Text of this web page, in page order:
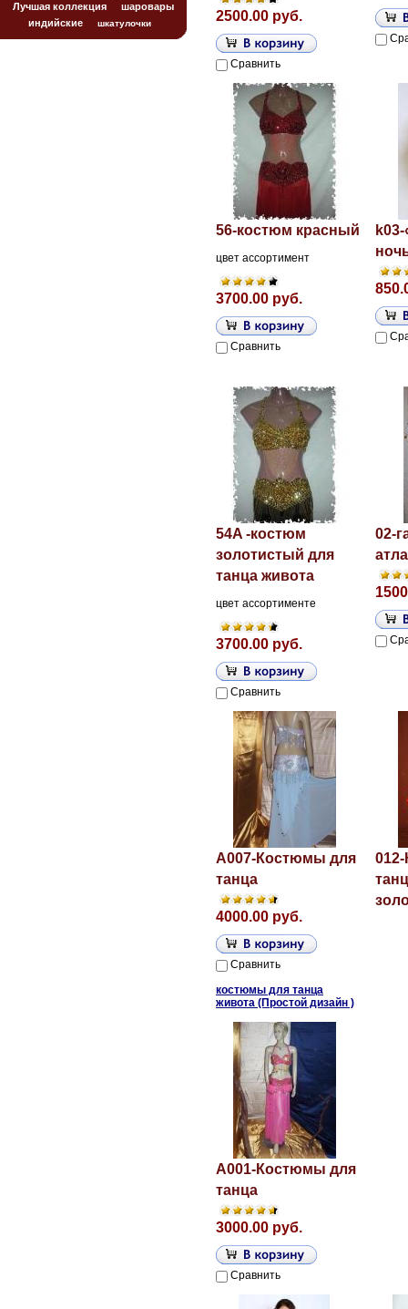
Лучшая коллекция
шаровары
индийские
шкатулочки 2500.00 руб.
Сравнить
56-костюм красный
цвет ассортимент
3700.00 руб.
Сравнить
54A -костюм
золотистый для
танца живота
цвет ассортименте
3700.00 руб.
Сравнить
02-
A007-Костюмы для
танца
4000.00 руб.
Сравнить
костюмы для танца
живота (Простой дизайн )
A001-Костюмы для
танца
3000.00 руб.
Сравнить